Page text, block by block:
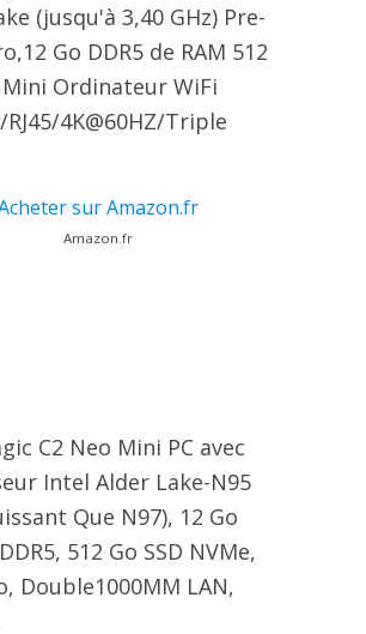
(jusqu'à 3,40 GHz) Pre-
Go DDR5 de RAM 512
Ordinateur WiFi
4K@60HZ/Triple
sur Amazon.fr
Amazon.fr
C2 Neo Mini PC avec
Intel Alder Lake-N95
Que N97), 12 Go
512 Go SSD NVMe,
Double1000MM LAN,